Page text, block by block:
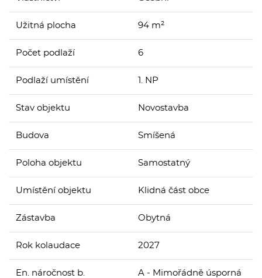
Užitná plocha 94 m²
Počet podlaží 6
Podlaží umístění 1. NP
Stav objektu Novostavba
Budova Smíšená
Poloha objektu Samostatný
Umístění objektu Klidná část obce
Zástavba Obytná
Rok kolaudace 2027
En. náročnost b. A - Mimořádně úsporná